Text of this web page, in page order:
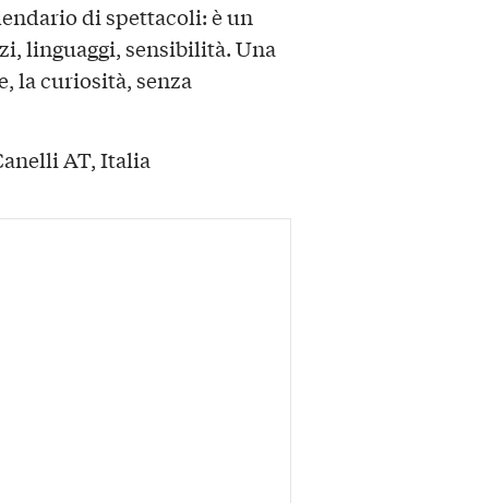
di spettacoli: è un
linguaggi, sensibilità. Una
la curiosità, senza
AT, Italia